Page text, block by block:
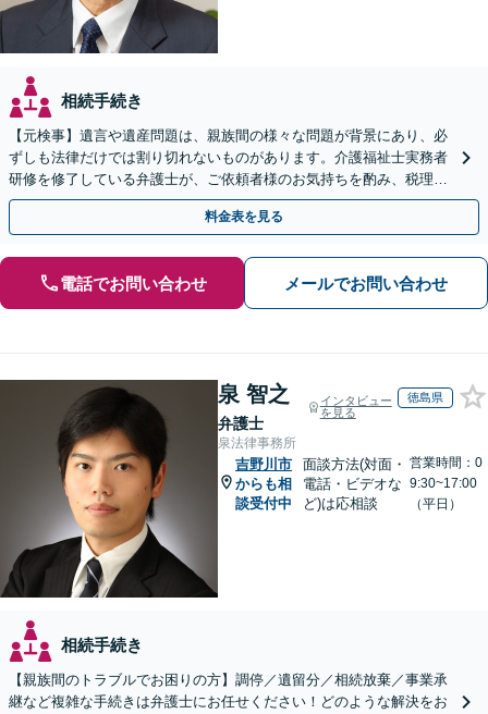
相続手続き
【元検事】遺言や遺産問題は、親族間の様々な問題が背景にあり、必
ずしも法律だけでは割り切れないものがあります。介護福祉士実務者
研修を修了している弁護士が、ご依頼者様のお気持ちを酌み、税理士
など他士業とも密接に連携しながら丁寧に対応いたします。
料金表を見る
電話でお問い合わせ メールでお問い合わせ
泉 智之
弁護士
インタビュー
を見る
徳島県
泉法律事務所
吉野川市
からも相
談受付中
面談方法(対面・
電話・ビデオな
ど)は応相談
営業時間：0
9:30~17:00
（平日）
相続手続き
【親族間のトラブルでお困りの方】調停／遺留分／相続放棄／事業承
継など複雑な手続きは弁護士にお任せください！どのような解決をお